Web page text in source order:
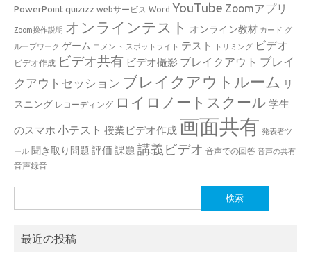
PowerPointquizizz webサービス Word YouTube Zoomアプリ
Zoom操作説明 オンラインテスト オンライン教材 カード グ
ループワーク ゲーム コメント スポットライト テスト トリミング ビデオ
ビデオ作成 ビデオ共有 ビデオ撮影 ブレイクアウト ブレイ
クアウトセッション ブレイクアウトルーム リ
スニング レコーディング ロイロノートスクール 学生
のスマホ 小テスト 授業ビデオ作成 画面共有 発表者ツ
ール 聞き取り問題 評価 課題 講義ビデオ 音声での回答 音声の共有
音声録音
索:
最近の投稿